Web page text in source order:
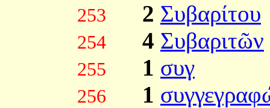
253 2 Συβαρίτου
254 4 Συβαριτῶν
255 1 συγ
256 1